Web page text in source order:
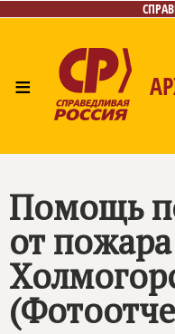
≡
Помощь
от